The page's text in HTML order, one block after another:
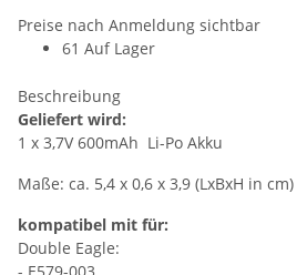
Preise nach Anmeldung sichtbar
61 Auf Lager
Beschreibung
Geliefert wird:
1 x 3,7V 600mAh Li-Po Akku
Maße: ca. 5,4 x 0,6 x 3,9 (LxBxH in cm)
kompatibel mit für:
Double Eagle: